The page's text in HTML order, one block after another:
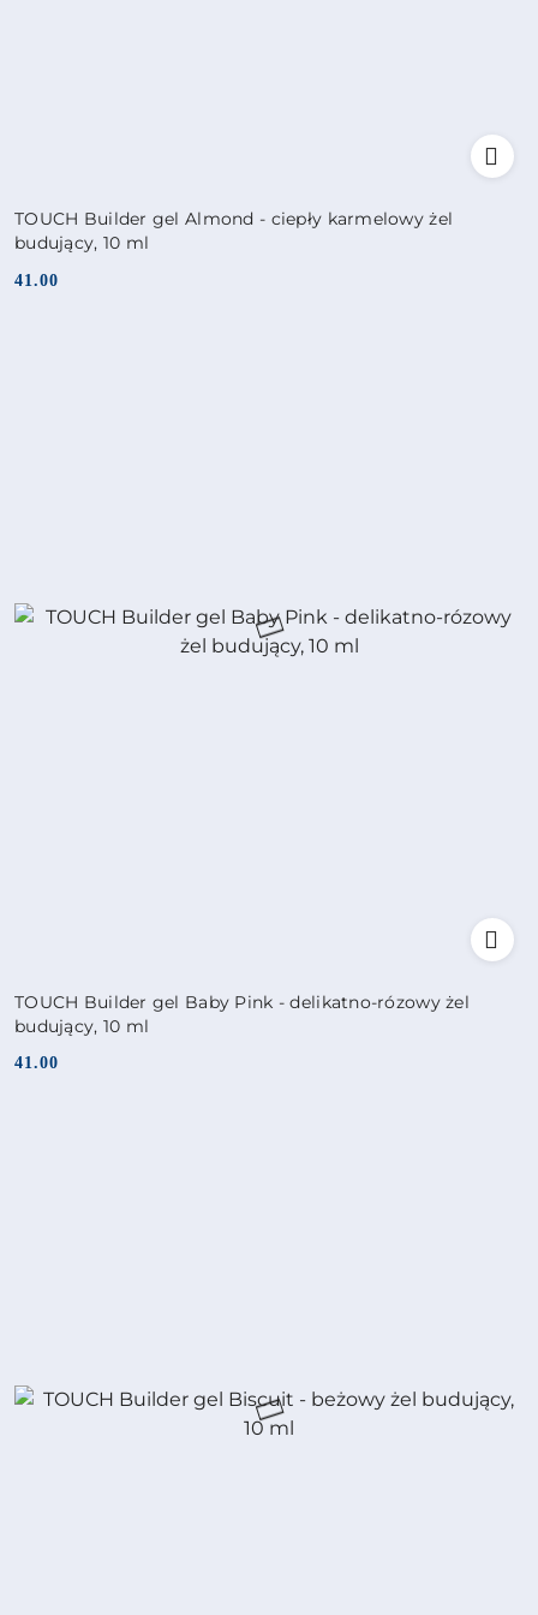
TOUCH Builder gel Almond - ciepły karmelowy żel
budujący, 10 ml
Cena:
41.00
TOUCH Builder gel Baby Pink - delikatno-rózowy żel
budujący, 10 ml
Cena:
41.00